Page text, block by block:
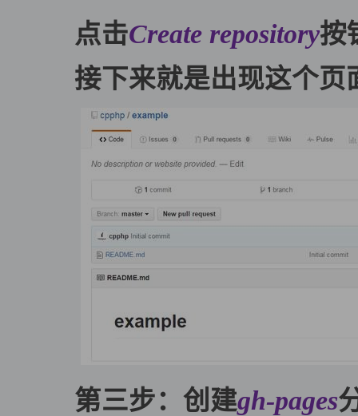
点击Create repository按
接下来就是出现这个页
第三步：创建gh-pages